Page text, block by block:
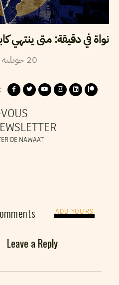
نواة في دقيقة: متى ينتهي
20 جويلية
DE NAWAAT
ADD YOURS
Leave a Reply